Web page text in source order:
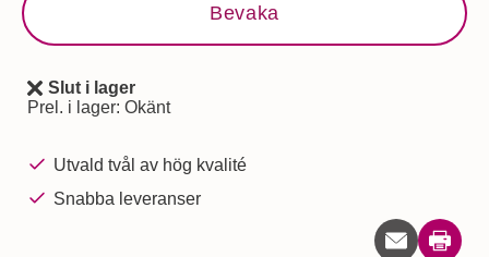
Bevaka
Tillgänglighet:
Slut i lager
Prel. i lager: Okänt
Utvald tvål av hög kvalité
Snabba leveranser
Skriv